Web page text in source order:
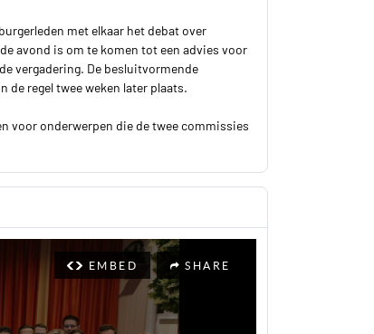
met elkaar het debat over
avond is om te komen tot een advies voor
vergadering. De besluitvormende
regel twee weken later plaats.
voor onderwerpen die de twee commissies